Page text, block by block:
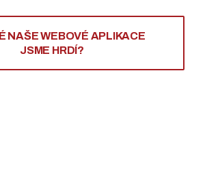
NAŠE WEBOVÉ APLIKACE
JSME HRDÍ?